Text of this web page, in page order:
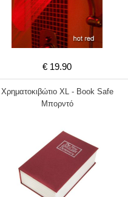
€ 19.90
Χρηματοκιβώτιο XL - Book Safe
Μπορντό